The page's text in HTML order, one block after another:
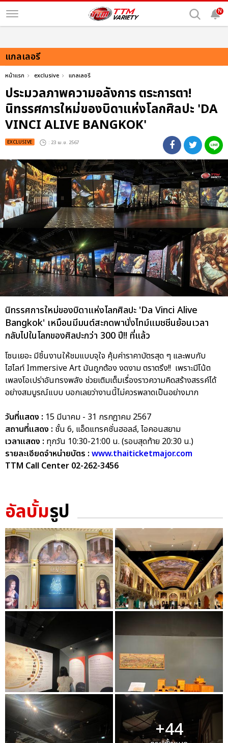
N
แกลเลอรี
หน้าแรก exclusive แกลเลอรี
ประมวลภาพความอลังการ ตระการตา!
นิทรรศการใหม่ของบิดาแห่งโลกศิลปะ 'DA
VINCI ALIVE BANGKOK'
EXCLUSIVE : 23 เม.ย. 2567
นิทรรศการใหม่ของบิดาแห่งโลกศิลปะ 'Da Vinci Alive
Bangkok' เหมือนมีมนต์สะกดพานั่งไทม์แมชชีนย้อนเวลา
กลับไปในโลกของศิลปะกว่า 300 ปี!! ที่แล้ว
โซนเยอะ มีชิ้นงานให้ชมแบบจุใจ คุ้มค่าราคาบัตรสุด ๆ และพบกับ
ไฮไลท์ Immersive Art มันถูกต้อง งดงาม ตราตรึง!! เพราะมีโน้ต
เพลงโอเปร่าอันทรงพลัง ช่วยเติมเต็มเรื่องราวความคิดสร้างสรรค์ได้
อย่างสมบูรณ์แบบ บอกเลยว่างานนี้ไม่ควรพลาดเป็นอย่างมาก
วันที่แสดง : 15 มีนาคม - 31 กรกฎาคม 2567
สถานที่แสดง : ชั้น 6, แอ็ดแทรคชั่นฮอลล์, ไอคอนสยาม
เวลาแสดง : ทุกวัน 10:30-21:00 น. (รอบสุดท้าย 20:30 น.)
รายละเอียดจำหน่ายบัตร : www.thaiticketmajor.com
TTM Call Center 02-262-3456
อัลบั้มรูป
+44